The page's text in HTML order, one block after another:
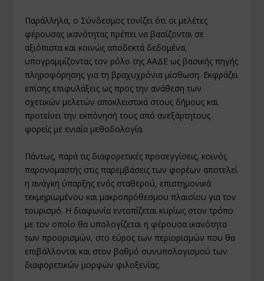
Παράλληλα, ο Σύνδεσμος τονίζει ότι οι μελέτες
φέρουσας ικανότητας πρέπει να βασίζονται σε
αξιόπιστα και κοινώς αποδεκτά δεδομένα,
υπογραμμίζοντας τον ρόλο της ΑΑΔΕ ως βασικής πηγής
πληροφόρησης για τη βραχυχρόνια μίσθωση. Εκφράζει
επίσης επιφυλάξεις ως προς την ανάθεση των
σχετικών μελετών αποκλειστικά στους δήμους και
προτείνει την εκπόνησή τους από ανεξάρτητους
φορείς με ενιαία μεθοδολογία.
Πάντως, παρά τις διαφορετικές προσεγγίσεις, κοινός
παρονομαστής στις παρεμβάσεις των φορέων αποτελεί
η ανάγκη ύπαρξης ενός σταθερού, επιστημονικά
τεκμηριωμένου και μακροπρόθεσμου πλαισίου για τον
τουρισμό. Η διαφωνία εντοπίζεται κυρίως στον τρόπο
με τον οποίο θα υπολογίζεται η φέρουσα ικανότητα
των προορισμών, στο εύρος των περιορισμών που θα
επιβάλλονται και στον βαθμό συνυπολογισμού των
διαφορετικών μορφών φιλοξενίας.